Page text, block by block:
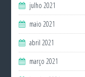
julho 2021
maio 2021
abril 2021
março 2021